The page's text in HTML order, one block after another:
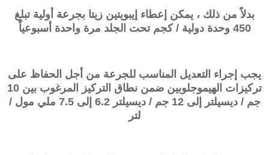
بدلاً من ذلك ، يمكن إعطاء إيبويتين زيتا بجرعة أولية تبلغ
450 وحدة دولية / كجم تحت الجلد مرة واحدة أسبوعياً
يجب إجراء التعديل المناسب للجرعة من أجل الحفاظ على
تركيزات الهيموجلوبين ضمن نطاق التركيز المرغوب بين 10
جم / ديسيلتر إلى 12 جم / ديسيلتر 6.2 إلى 7.5 ملي مول /
لتر